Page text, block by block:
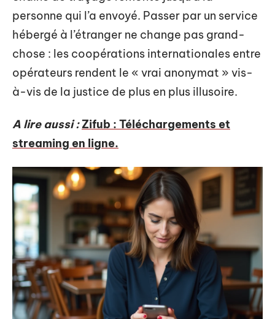
personne qui l’a envoyé. Passer par un service
hébergé à l’étranger ne change pas grand-
chose : les coopérations internationales entre
opérateurs rendent le « vrai anonymat » vis-
à-vis de la justice de plus en plus illusoire.
A lire aussi :Zifub : Téléchargements et
streaming en ligne.